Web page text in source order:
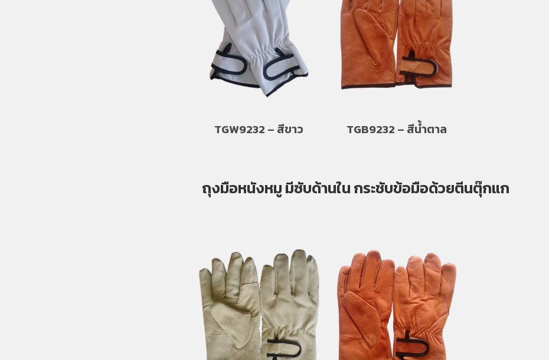
TGW9232 – สีขาว TGB9232 – สีน้ำตาล
ถุงมือหนังหมู มีซับด้านใน กระชับข้อมือด้วยตีนตุ๊กแก